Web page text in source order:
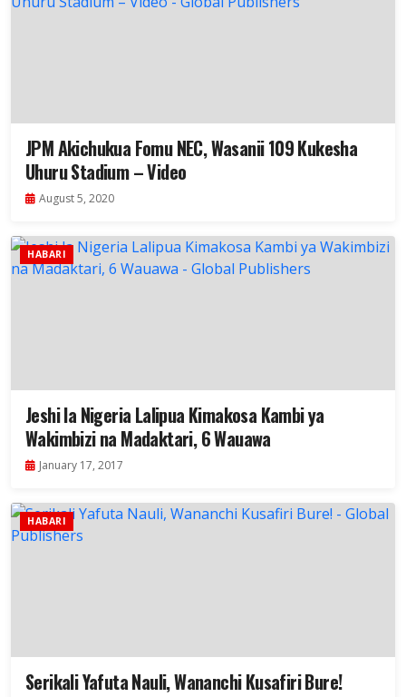
JPM Akichukua Fomu NEC, Wasanii 109 Kukesha
Uhuru Stadium – Video
August 5, 2020
HABARI
Jeshi la Nigeria Lalipua Kimakosa Kambi ya
Wakimbizi na Madaktari, 6 Wauawa
January 17, 2017
HABARI
Serikali Yafuta Nauli, Wananchi Kusafiri Bure!